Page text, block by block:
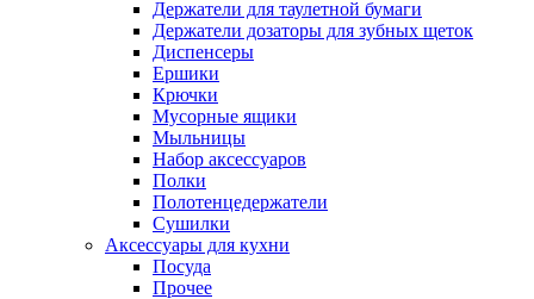
Держатели для таулетной бумаги
Держатели дозаторы для зубных щеток
Диспенсеры
Ершики
Крючки
Мусорные ящики
Мыльницы
Набор аксессуаров
Полки
Полотенцедержатели
Сушилки
Аксессуары для кухни
Посуда
Прочее